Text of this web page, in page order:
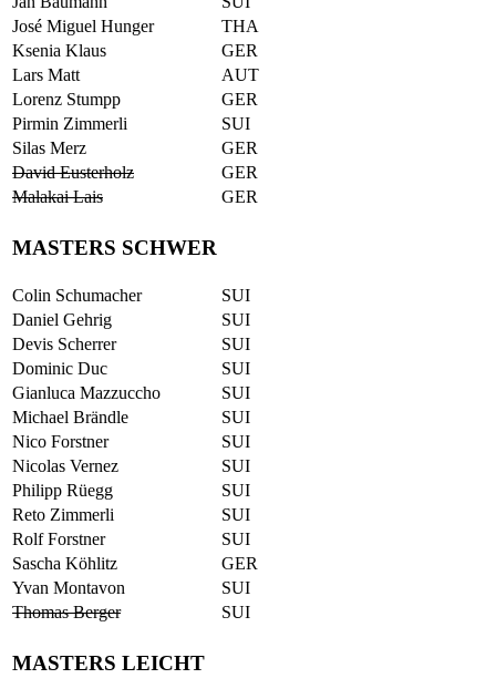
José Miguel Hunger
THA
Ksenia Klaus
GER
Lars Matt
AUT
Lorenz Stumpp
GER
Pirmin Zimmerli
SUI
Silas Merz
GER
David Eusterholz
GER
Malakai Lais
GER
MASTERS SCHWER
Colin Schumacher
SUI
Daniel Gehrig
SUI
Devis Scherrer
SUI
Dominic Duc
SUI
Gianluca Mazzuccho
SUI
Michael Brändle
SUI
Nico Forstner
SUI
Nicolas Vernez
SUI
Philipp Rüegg
SUI
Reto Zimmerli
SUI
Rolf Forstner
SUI
Sascha Köhlitz
GER
Yvan Montavon
SUI
Thomas Berger
SUI
MASTERS LEICHT